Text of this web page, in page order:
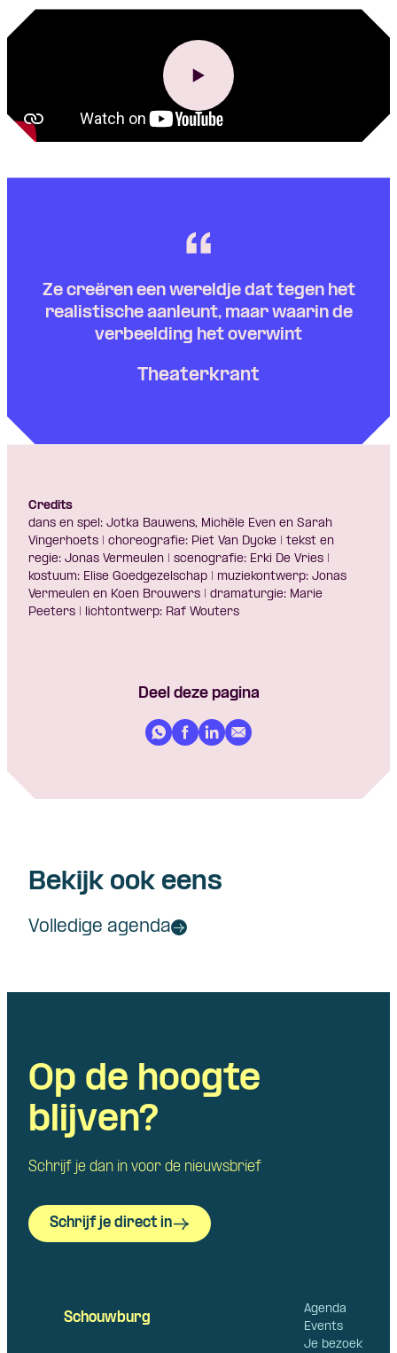
Ze creëren een wereldje dat tegen het
realistische aanleunt, maar waarin de
verbeelding het overwint
Theaterkrant
Credits
dans en spel: Jotka Bauwens, Michèle Even en Sarah
Vingerhoets | choreografie: Piet Van Dycke | tekst en
regie: Jonas Vermeulen | scenografie: Erki De Vries |
kostuum: Elise Goedgezelschap | muziekontwerp: Jonas
Vermeulen en Koen Brouwers | dramaturgie: Marie
Peeters | lichtontwerp: Raf Wouters
Deel deze pagina
Bekijk ook eens
Volledige agenda
Op de hoogte
blijven?
Schrijf je dan in voor de nieuwsbrief
Schrijf je direct in
Agenda
Events
Je bezoek
Schouwburg